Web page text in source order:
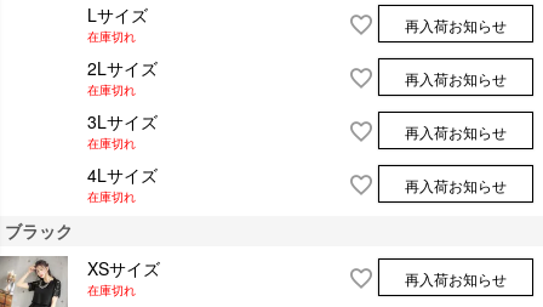
Lサイズ
在庫切れ
再入荷お知らせ
2Lサイズ
在庫切れ
再入荷お知らせ
3Lサイズ
在庫切れ
再入荷お知らせ
4Lサイズ
在庫切れ
再入荷お知らせ
ブラック
XSサイズ
在庫切れ
再入荷お知らせ